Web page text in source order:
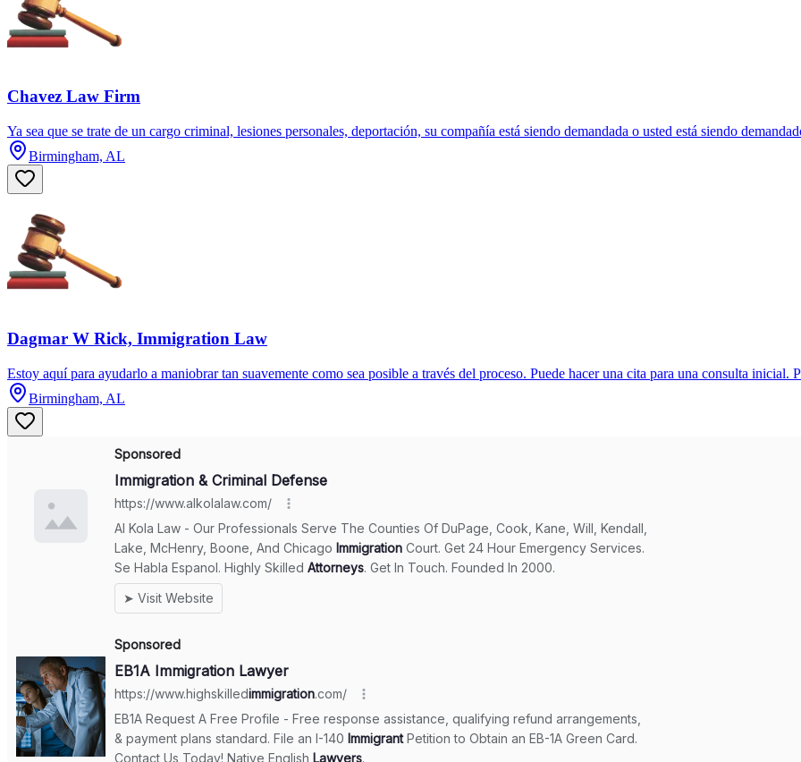
Chavez Law Firm
Ya sea que se trate de un cargo criminal, lesiones personales, deportación, su compañía está siendo demandada o usted está siendo
Birmingham, AL
Dagmar W Rick, Immigration Law
Estoy aquí para ayudarlo a maniobrar tan suavemente como sea posible a través del proceso. Puede hacer una cita para una consulta inicial.
Birmingham, AL